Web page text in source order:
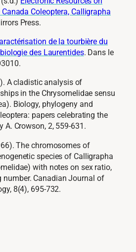
Coleoptera, Calligrapha
Press.
de la tourbière du
des Laurentides. Dans le
A cladistic analysis of
in the Chrysomelidae sensu
Biology, phylogeny and
papers celebrating the
A. Crowson, 2, 559-631.
The chromosomes of
species of Calligrapha
with notes on sex ratio,
number. Canadian Journal of
8(4), 695-732.